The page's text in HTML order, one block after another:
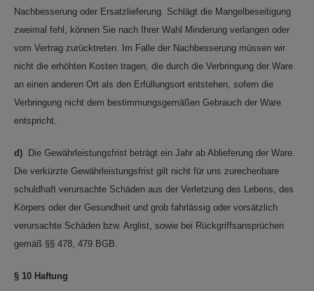
Nachbesserung oder Ersatzlieferung. Schlägt die Mangelbeseitigung
zweimal fehl, können Sie nach Ihrer Wahl Minderung verlangen oder
vom Vertrag zurücktreten. Im Falle der Nachbesserung müssen wir
nicht die erhöhten Kosten tragen, die durch die Verbringung der Ware
an einen anderen Ort als den Erfüllungsort entstehen, sofern die
Verbringung nicht dem bestimmungsgemäßen Gebrauch der Ware
entspricht.
d) Die Gewährleistungsfrist beträgt ein Jahr ab Ablieferung der Ware.
Die verkürzte Gewährleistungsfrist gilt nicht für uns zurechenbare
schuldhaft verursachte Schäden aus der Verletzung des Lebens, des
Körpers oder der Gesundheit und grob fahrlässig oder vorsätzlich
verursachte Schäden bzw. Arglist, sowie bei Rückgriffsansprüchen
gemäß §§ 478, 479 BGB.
§ 10 Haftung